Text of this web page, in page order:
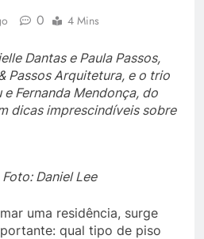
0 4 Mins
Dantas e Paula Passos,
Passos Arquitetura, e o trio
e Fernanda Mendonça, do
dicas imprescindíveis sobre
Daniel Lee
uma residência, surge
qual tipo de piso